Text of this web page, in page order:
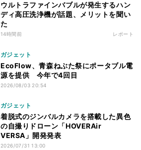
ウルトラファインバブルが発生するハン
ディ高圧洗浄機が話題、メリットを聞い
た
14時間前 レポート
ガジェット
EcoFlow、青森ねぶた祭にポータブル電
源を提供 今年で4回目
2026/08/03 20:54
ガジェット
着脱式のジンバルカメラを搭載した異色
の自撮りドローン「HOVERAir
VERSA」開発発表
2026/07/31 13:00